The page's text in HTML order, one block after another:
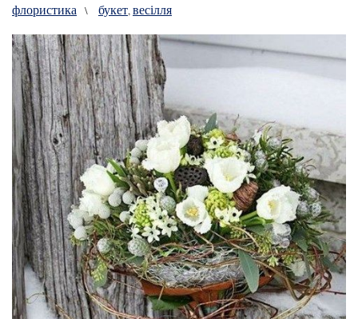
флористика \ букет,весілля